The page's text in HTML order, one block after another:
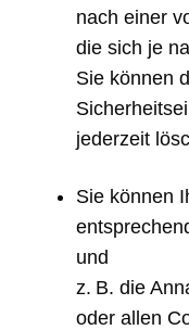
nach einer
die sich je
Sie können
jederzeit
Sie können
und
z. B. die
oder allen